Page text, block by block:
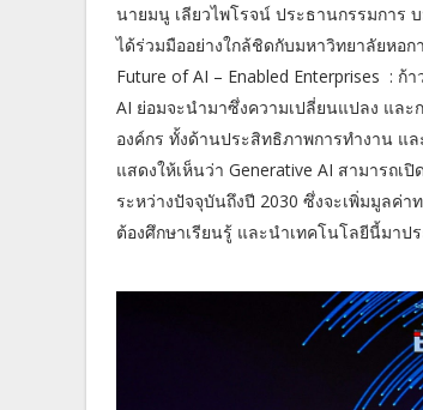
นายมนู เลียวไพโรจน์ ประธานกรรมการ
ได้ร่วมมืออย่างใกล้ชิดกับมหาวิทยาลัยหอ
Future of AI – Enabled Enterprises :
AI ย่อมจะนำมาซึ่งความเปลี่ยนแปลง แล
องค์กร ทั้งด้านประสิทธิภาพการทำงาน แล
แสดงให้เห็นว่า Generative AI สามารถ
ระหว่างปัจจุบันถึงปี 2030 ซึ่งจะเพิ่มมูลค่
ต้องศึกษาเรียนรู้ และนำเทคโนโลยีนี้มาป